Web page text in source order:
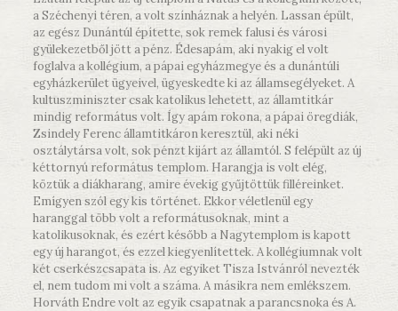
a Széchenyi téren, a volt színháznak a helyén. Lassan épült,
az egész Dunántúl építette, sok remek falusi és városi
gyülekezetből jött a pénz. Édesapám, aki nyakig el volt
foglalva a kollégium, a pápai egyházmegye és a dunántúli
egyházkerület ügyeivel, ügyeskedte ki az államsegélyeket. A
kultuszminiszter csak katolikus lehetett, az államtitkár
mindig református volt. Így apám rokona, a pápai öregdiák,
Zsindely Ferenc államtitkáron keresztül, aki néki
osztálytársa volt, sok pénzt kijárt az államtól. S felépült az új
kéttornyú református templom. Harangja is volt elég,
köztük a diákharang, amire évekig gyűjtöttük filléreinket.
Emígyen szól egy kis történet. Ekkor véletlenül egy
haranggal több volt a reformátusoknak, mint a
katolikusoknak, és ezért később a Nagytemplom is kapott
egy új harangot, és ezzel kiegyenlítettek. A kollégiumnak volt
két cserkészcsapata is. Az egyiket Tisza Istvánról nevezték
el, nem tudom mi volt a száma. A másikra nem emlékszem.
Horváth Endre volt az egyik csapatnak a parancsnoka és A.